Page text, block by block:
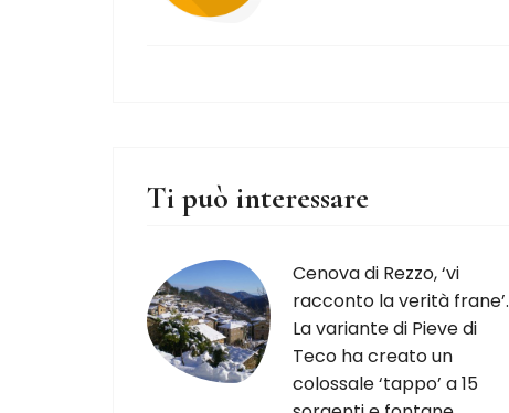
Ti può interessare
Cenova di Rezzo, ‘vi
racconto la verità frane’.
La variante di Pieve di
Teco ha creato un
colossale ‘tappo’ a 15